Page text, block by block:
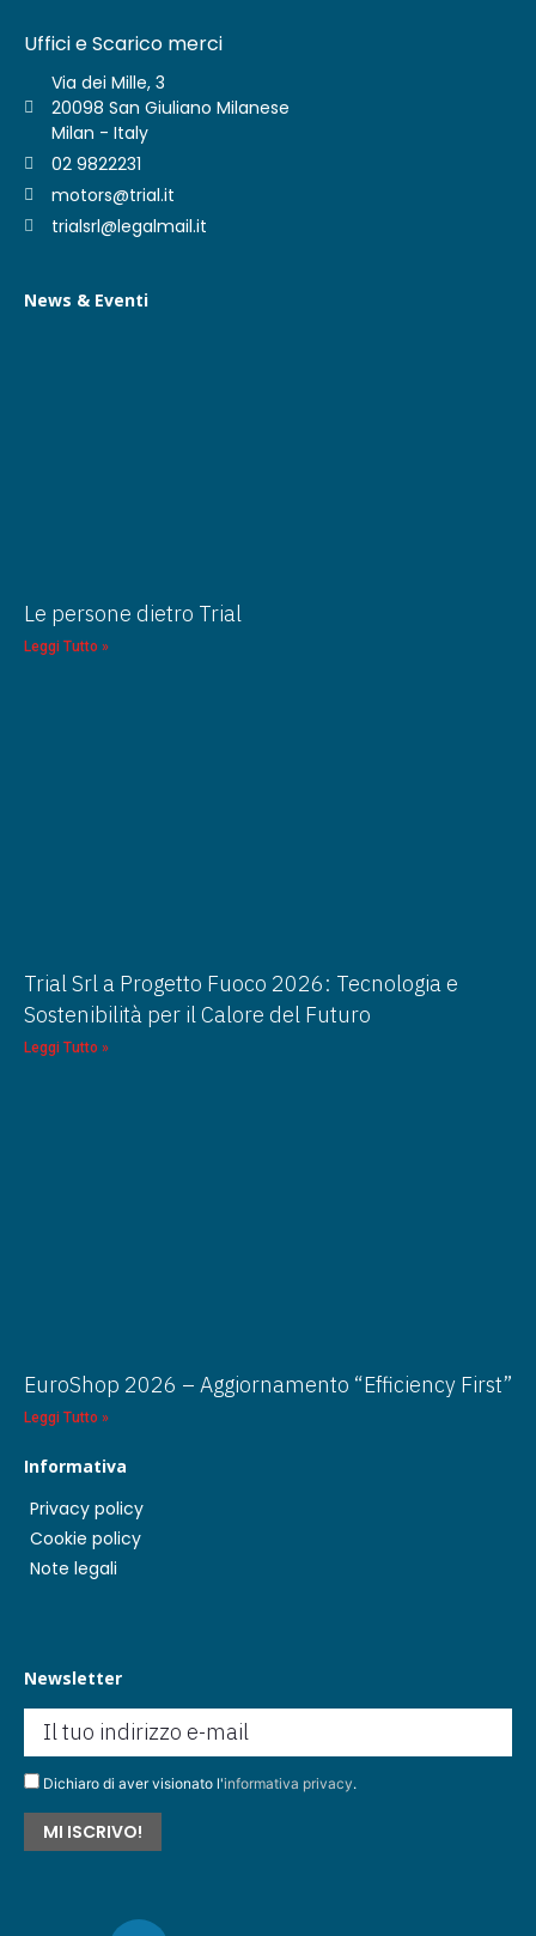
Uffici e Scarico merci
Via dei Mille, 3
20098 San Giuliano Milanese
Milan - Italy
02 9822231
motors@trial.it
trialsrl@legalmail.it
News & Eventi
Le persone dietro Trial
Leggi Tutto »
Trial Srl a Progetto Fuoco 2026: Tecnologia e
Sostenibilità per il Calore del Futuro
Leggi Tutto »
EuroShop 2026 – Aggiornamento “Efficiency First”
Leggi Tutto »
Informativa
Privacy policy
Cookie policy
Note legali
Newsletter
Dichiaro di aver visionato l'informativa privacy.